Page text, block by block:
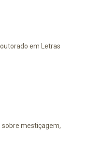
em Letras
sobre mestiçagem,